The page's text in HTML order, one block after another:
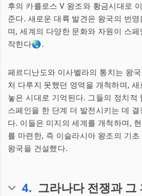
후의 카를로스 V 왕조와 황금시대로
준다. 새로운 대륙 발견은 왕국의 번
며, 세계의 다양한 문화와 자원이 스
작한다🌏.
페르디난도와 이사벨라의 통치는 왕
처 다루지 못했던 영역을 개척하며,
놓은 시대로 기억된다. 그들의 정치적
스페인을 한 단계 더 발전시키는 데
다. 이들은 미지의 세계를 개척하며,
를 마련한, 즉 이슬라시아 왕조의 기
왕국을 건설했다.
4. 그라나다 전쟁과 그